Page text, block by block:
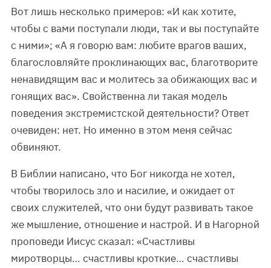
Вот лишь несколько примеров: «И как хотите,
чтобы с вами поступали люди, так и вы поступайте
с ними»; «А я говорю вам: любите врагов ваших,
благословляйте проклинающих вас, благотворите
ненавидящим вас и молитесь за обижающих вас и
гонящих вас». Свойственна ли такая модель
поведения экстремистской деятельности? Ответ
очевиден: нет. Но именно в этом меня сейчас
обвиняют.
В Библии написано, что Бог никогда не хотел,
чтобы творилось зло и насилие, и ожидает от
своих служителей, что они будут развивать такое
же мышление, отношение и настрой. И в Нагорной
проповеди Иисус сказал: «Счастливы
миротворцы… счастливы кроткие… счастливы